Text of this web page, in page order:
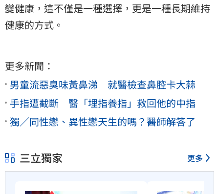
變健康，這不僅是一種選擇，更是一種長期維持
健康的方式。
更多新聞：
男童流惡臭味黃鼻涕 就醫檢查鼻腔卡大蒜
手指遭截斷 醫「埋指養指」救回他的中指
獨／同性戀、異性戀天生的嗎？醫師解答了
三立獨家 更多